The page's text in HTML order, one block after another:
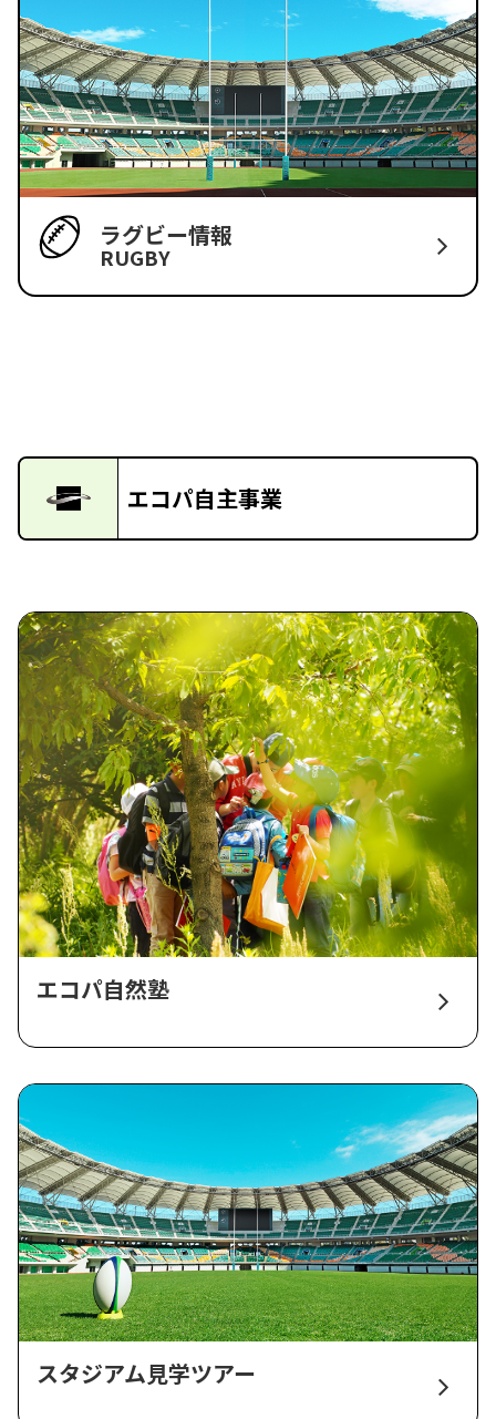
ラグビー情報
RUGBY
エコパ自主事業
エコパ自然塾
スタジアム見学ツアー